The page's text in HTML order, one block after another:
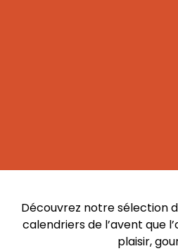
Découvrez notre sélection
calendriers de l’avent que
plaisir,